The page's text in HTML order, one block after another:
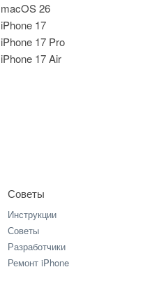
macOS 26
iPhone 17
iPhone 17 Pro
iPhone 17 Air
Советы
Инструкции
Советы
Разработчики
Ремонт iPhone